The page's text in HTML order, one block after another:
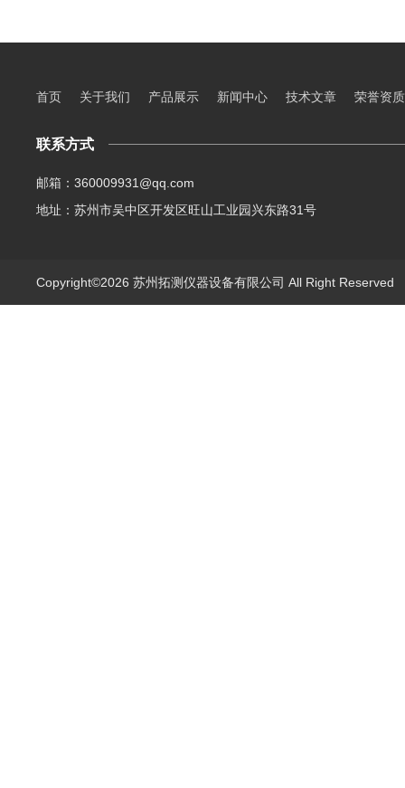
首页 关于我们 产品展示 新闻中心 技术文章 荣誉资质
联系方式
邮箱：360009931@qq.com
地址：苏州市吴中区开发区旺山工业园兴东路31号
Copyright©2026 苏州拓测仪器设备有限公司 All Right